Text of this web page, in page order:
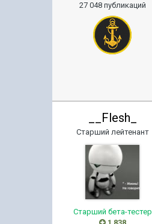
27 048 публикаций
__Flesh_
Старший лейтенант
Старший бета-тестер